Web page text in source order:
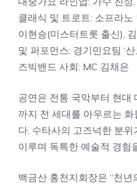
클래식 및 트로트: 소프라
이현승(미스터트롯 출신),
및 퍼포먼스: 경기민요팀 ‘산
즈빅밴드 사회: MC 김채은
공연은 전통 국악부터 현대
까지 전 세대를 아우르는
다. 수타사의 고즈넉한 분
이루며 독특한 예술적 경험
백금산 홍천지회장은 “천